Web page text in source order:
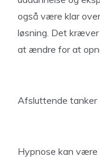
også være klar
løsning. Det
at ændre for at
Afsluttende tanker
Hypnose kan være